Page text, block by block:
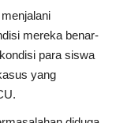
mereka benar-
para siswa
yang